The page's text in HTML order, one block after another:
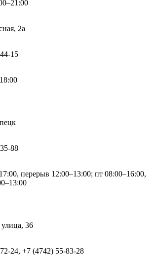
2а
15
88
перерыв 12:00–13:00; пт 08:00–16:00,
36
24, +7 (4742) 55-83-28